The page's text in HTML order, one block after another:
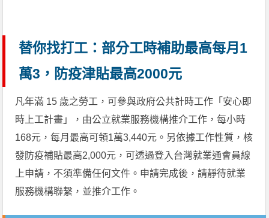
替你找打工：部分工時補助最高每月1
萬3，防疫津貼最高2000元
凡年滿 15 歲之勞工，可參與政府公共計時工作「安心即
時上工計畫」，由公立就業服務機構推介工作，每小時
168元，每月最高可領1萬3,440元。另依據工作性質，核
發防疫補貼最高2,000元，可透過登入台灣就業通會員線
上申請，不須準備任何文件。申請完成後，請靜待就業
服務機構聯繫，並推介工作。